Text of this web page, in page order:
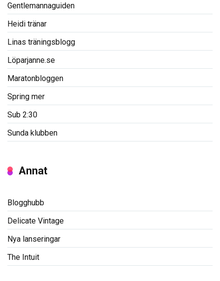
Gentlemannaguiden
Heidi tränar
Linas träningsblogg
Löparjanne.se
Maratonbloggen
Spring mer
Sub 2:30
Sunda klubben
Annat
Blogghubb
Delicate Vintage
Nya lanseringar
The Intuit